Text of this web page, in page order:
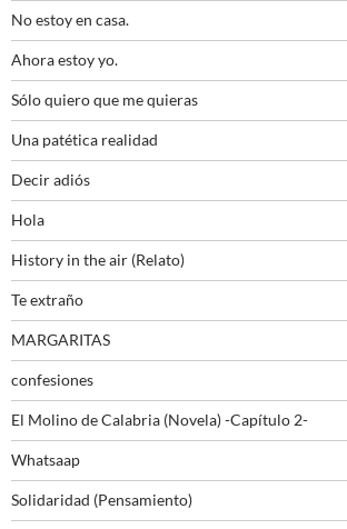
No estoy en casa.
Ahora estoy yo.
Sólo quiero que me quieras
Una patética realidad
Decir adiós
Hola
History in the air (Relato)
Te extraño
MARGARITAS
confesiones
El Molino de Calabria (Novela) -Capítulo 2-
Whatsaap
Solidaridad (Pensamiento)